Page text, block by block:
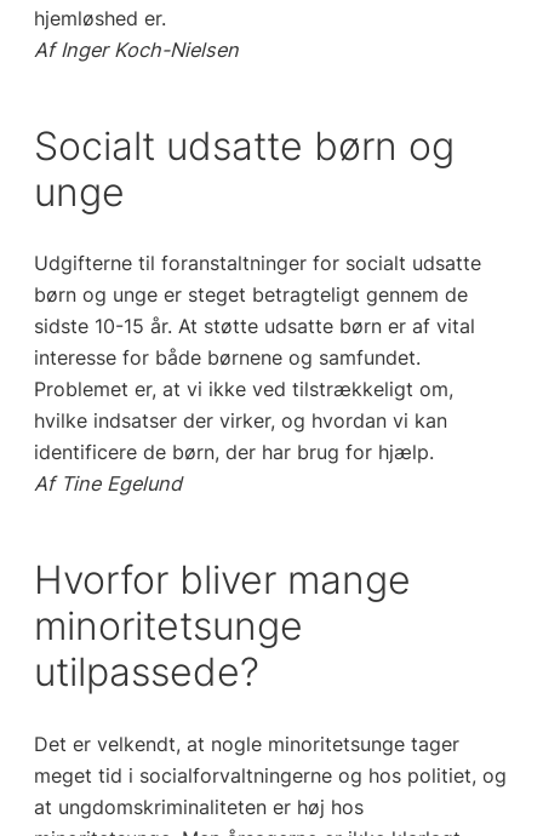
hjemløshed er.
Af Inger Koch-Nielsen
Socialt udsatte børn og
unge
Udgifterne til foranstaltninger for socialt udsatte
børn og unge er steget betragteligt gennem de
sidste 10-15 år. At støtte udsatte børn er af vital
interesse for både børnene og samfundet.
Problemet er, at vi ikke ved tilstrækkeligt om,
hvilke indsatser der virker, og hvordan vi kan
identificere de børn, der har brug for hjælp.
Af Tine Egelund
Hvorfor bliver mange
minoritetsunge
utilpassede?
Det er velkendt, at nogle minoritetsunge tager
meget tid i socialforvaltningerne og hos politiet, og
at ungdomskriminaliteten er høj hos